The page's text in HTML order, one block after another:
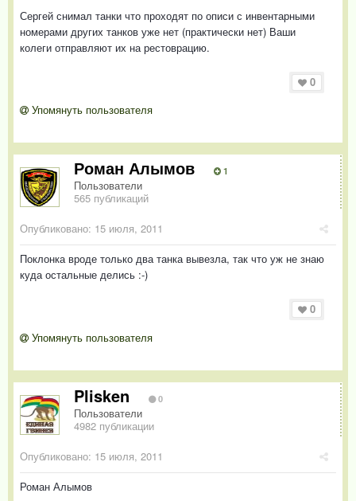
Сергей снимал танки что проходят по описи с инвентарными
номерами других танков уже нет (практически нет) Ваши
колеги отправляют их на рестоврацию.
0
Упомянуть пользователя
Роман Алымов 1
Пользователи
565 публикаций
Опубликовано: 15 июля, 2011
Поклонка вроде только два танка вывезла, так что уж не знаю
куда остальные делись :-)
0
Упомянуть пользователя
Plisken 0
Пользователи
4982 публикации
Опубликовано: 15 июля, 2011
Роман Алымов